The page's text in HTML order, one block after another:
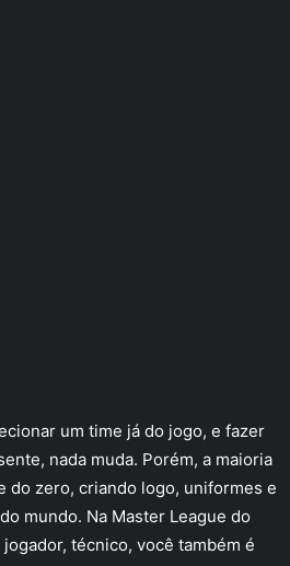
um time já do jogo, e fazer
nada muda. Porém, a maioria
do zero, criando logo, uniformes e
mundo. Na Master League do
técnico, você também é